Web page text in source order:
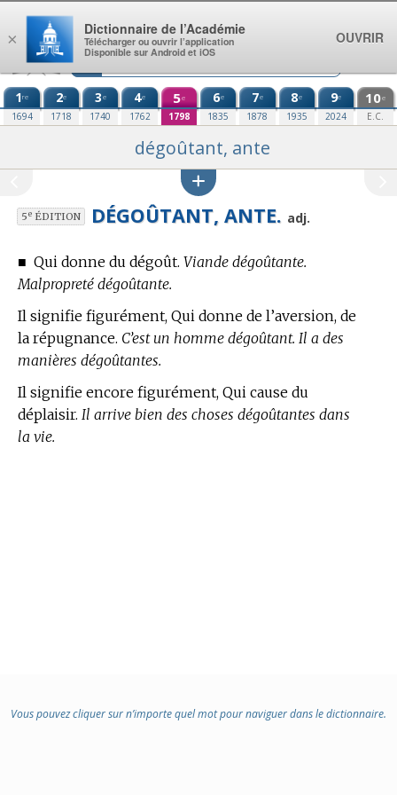
Aller au contenu
1re
1694
2e
1718
3e
1740
4e
1762
5e
1798
6e
1835
7e
1878
8e
1935
9e
2024
10e
E.C.
dégoûtant, ante
5eÉDITION DÉGOÛTANT, ANTE. adj.
■ Qui donne du dégoût. Viande dégoûtante.
Malpropreté dégoûtante.
Il signifie figurément, Qui donne de l’aversion, de
la répugnance. C’est un homme dégoûtant. Il a des
manières dégoûtantes.
Il signifie encore figurément, Qui cause du
déplaisir. Il arrive bien des choses dégoûtantes dans
la vie.
Vous pouvez cliquer sur n’importe quel mot pour naviguer dans le dictionnaire.
×
Dictionnaire de l’Académie
Télécharger ou ouvrir l’application
Disponible sur Android et iOS
OUVRIR